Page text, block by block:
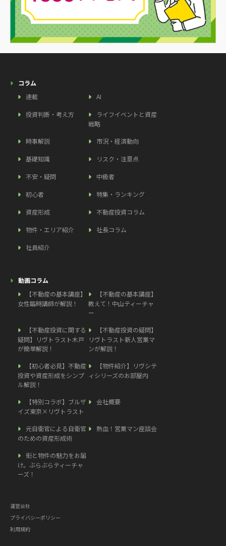
コラム
連載
AI
投資判断・考え方
ライフイベントと資産
戦略
時事解説
市況・経済動向
基礎知識 リスク・注意点
不安・疑問 中級者
初心者 特集・ランキング
資産形成 不動産投資コラム
物件・エリア紹介 社長コラム
社員紹介
動画コラム
【不動産の基本講座】
女性臨時講師が解説！
【不動産の基本講座】
教えて！中山ティーチャ
ー
【不動産投資に関する
疑問】リヴトラスト木戸
が簡単解説！
【不動産投資の疑問】
リヴトラスト新人営業マ
ンが解説！
【初心者必見】不動産
投資や資産形成をシンプ
ル解説！
【物件紹介】リヴシテ
ィシリーズのお部屋内
【特別コラボ】ブルザ
イズ東京×リヴトラスト
会社概要
元自衛官による自衛官
のための資産形成術
熱血！営業マン座談会
街と物件の魅力をお届
け。ぶらぶらティーチャ
ーズ！
運営会社
プライバシーポリシー
利用規約